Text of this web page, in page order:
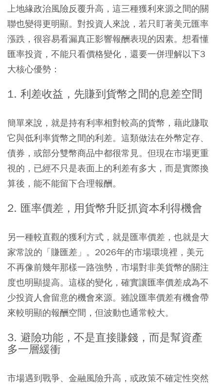
上地緣政治風險反覆升高，這三種獲利來源之間的關
聯也變得更明顯。對投資人來說，若只盯著美元匯率
漲跌，很容易看漏真正影響報酬表現的因素。想看懂
匯率投資，不能只看價格變化，還要一併理解以下3
大核心優勢：
1. 利差收益，先賺到貨幣之間的息差空間
簡單來說，就是持有利率相對較高的貨幣，藉此賺取
它與低利率貨幣之間的利差。這類做法在外幣定存、
債券，或部分雙幣商品中都很常見。但現在市場更重
視的，已經不只是表面上的利差有多大，而是實際換
算後，能不能留下合理報酬。
2. 匯率價差，用貨幣升貶抓資本利得機會
另一種較直觀的獲利方式，就是匯率價差，也就是大
家常說的「賺匯差」。2026年的市場環境裡，美元
不再像前幾年那樣一路強勢，市場對非美貨幣的關注
度也明顯提高。這樣的變化，確實讓匯率價差成為不
少投資人會留意的機會來源。雖說匯率價差有機會帶
來較明顯的報酬空間，但波動也通常較大。
3. 避險功能，不是直接賺錢，而是幫資產
多一層緩衝
市場遇到戰爭、金融風險升高，或政策不確定性突然